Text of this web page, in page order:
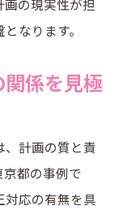
なります。
係を見極
、計画の質と責
都の事例で
対応の有無を具